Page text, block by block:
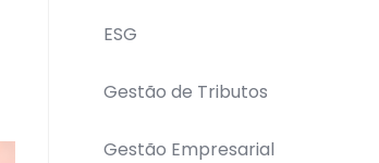
ESG
Gestão de Tributos
Gestão Empresarial